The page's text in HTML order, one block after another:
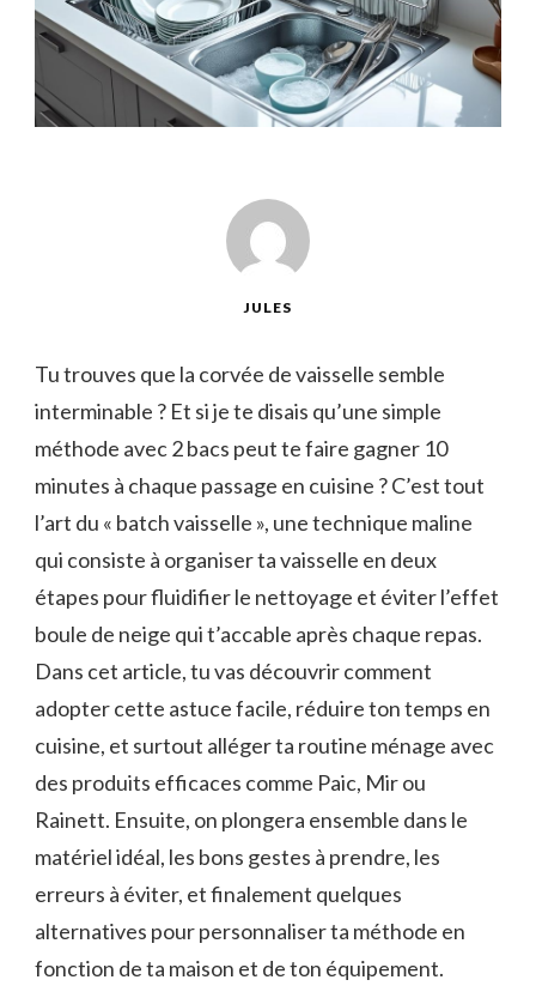
JULES
Tu trouves que la corvée de vaisselle semble
interminable ? Et si je te disais qu’une simple
méthode avec 2 bacs peut te faire gagner 10
minutes à chaque passage en cuisine ? C’est tout
l’art du « batch vaisselle », une technique maline
qui consiste à organiser ta vaisselle en deux
étapes pour fluidifier le nettoyage et éviter l’effet
boule de neige qui t’accable après chaque repas.
Dans cet article, tu vas découvrir comment
adopter cette astuce facile, réduire ton temps en
cuisine, et surtout alléger ta routine ménage avec
des produits efficaces comme Paic, Mir ou
Rainett. Ensuite, on plongera ensemble dans le
matériel idéal, les bons gestes à prendre, les
erreurs à éviter, et finalement quelques
alternatives pour personnaliser ta méthode en
fonction de ta maison et de ton équipement.